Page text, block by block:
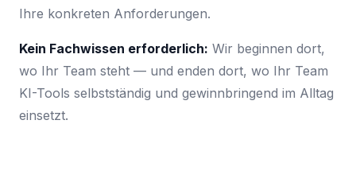
Ihre konkreten Anforderungen.
Kein Fachwissen erforderlich: Wir beginnen dort,
wo Ihr Team steht — und enden dort, wo Ihr Team
KI-Tools selbstständig und gewinnbringend im Alltag
einsetzt.